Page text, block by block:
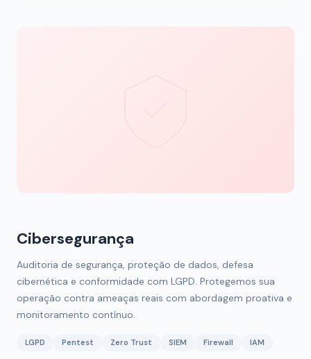
Cibersegurança
Auditoria de segurança, proteção de dados, defesa
cibernética e conformidade com LGPD. Protegemos sua
operação contra ameaças reais com abordagem proativa e
monitoramento contínuo.
LGPD Pentest Zero Trust SIEM Firewall IAM